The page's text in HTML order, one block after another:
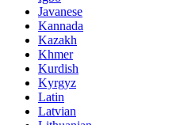
Javanese
Kannada
Kazakh
Khmer
Kurdish
Kyrgyz
Latin
Latvian